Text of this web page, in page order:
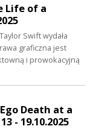
Life of a
Swift wydała
graficzna jest
i prowokacyjną
Ego Death at a
- 19.10.2025